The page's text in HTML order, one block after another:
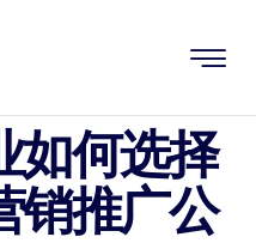
如何选择
销推广公